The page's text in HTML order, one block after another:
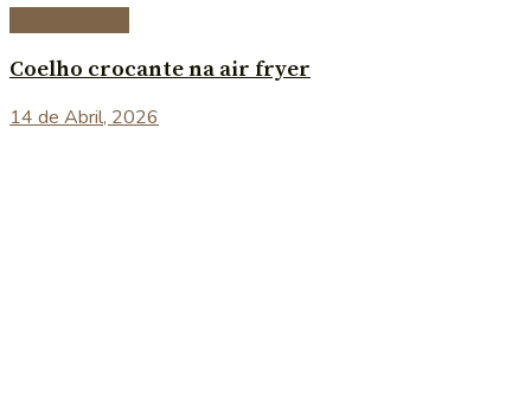
Coelho crocante na air fryer
14 de Abril, 2026